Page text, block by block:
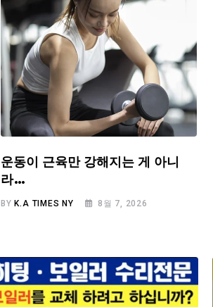
운동이 근육만 강해지는 게 아니
라…
BY K.A TIMES NY 8월 7, 2026